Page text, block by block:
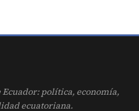
política, economía,
ecuatoriana.